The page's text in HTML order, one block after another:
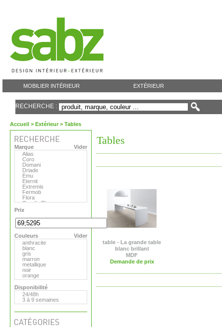
MOBILIER INTÉRIEUR EXTÉRIEUR
RECHERCHE :
Accueil > Extérieur > Tables
Vider
Marque
Alias
Coro
Domani
Driade
Emu
Eternit
Extremis
Fermob
Flora
Gandia Blasco
MDF
Magis
Matière Grise
Plank
Roda
Royal Botania
Serralunga
Tribu
Vange
Versus
Viteo
Prix
Vider
Couleurs
anthracite
blanc
gris
marron
metallique
noir
orange
Disponibilité
24/48h
3 à 9 semaines
Tables
table - La grande table
blanc brillant
MDF
Demande de prix